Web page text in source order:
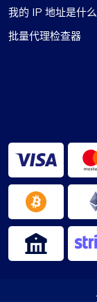
我的 IP 地址是什么
批量代理检查器